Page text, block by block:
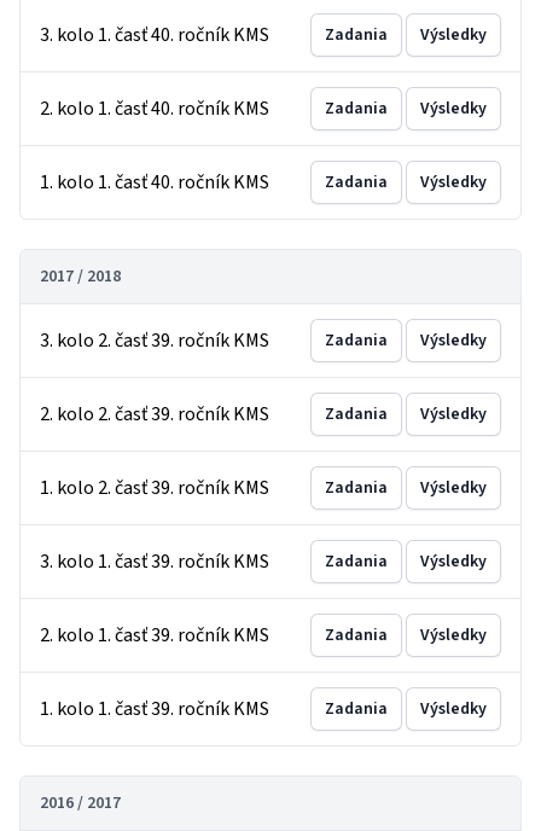
3. kolo 1. časť 40. ročník KMS Zadania Výsledky
2. kolo 1. časť 40. ročník KMS Zadania Výsledky
1. kolo 1. časť 40. ročník KMS Zadania Výsledky
2017 / 2018
3. kolo 2. časť 39. ročník KMS Zadania Výsledky
2. kolo 2. časť 39. ročník KMS Zadania Výsledky
1. kolo 2. časť 39. ročník KMS Zadania Výsledky
3. kolo 1. časť 39. ročník KMS Zadania Výsledky
2. kolo 1. časť 39. ročník KMS Zadania Výsledky
1. kolo 1. časť 39. ročník KMS Zadania Výsledky
2016 / 2017